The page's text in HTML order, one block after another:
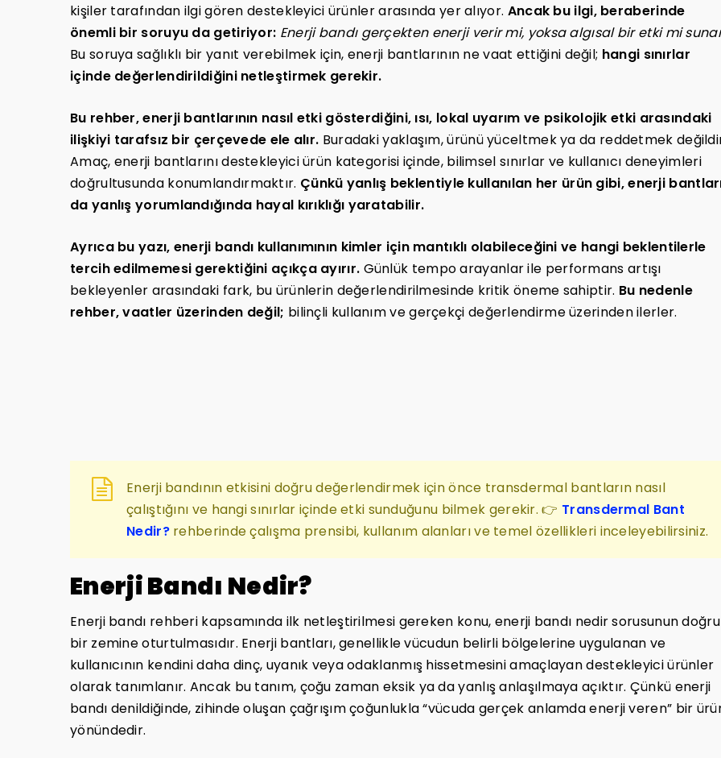
kişiler tarafından ilgi gören destekleyici ürünler arasında yer alıyor. Ancak bu ilgi, beraberinde
önemli bir soruyu da getiriyor: Enerji bandı gerçekten enerji verir mi, yoksa algısal bir etki mi
Bu soruya sağlıklı bir yanıt verebilmek için, enerji bantlarının ne vaat ettiğini değil; hangi sınırlar
içinde değerlendirildiğini netleştirmek gerekir.
Bu rehber, enerji bantlarının nasıl etki gösterdiğini, ısı, lokal uyarım ve psikolojik etki arasındaki
ilişkiyi tarafsız bir çerçevede ele alır. Buradaki yaklaşım, ürünü yüceltmek ya da reddetmek
Amaç, enerji bantlarını destekleyici ürün kategorisi içinde, bilimsel sınırlar ve kullanıcı deneyimleri
doğrultusunda konumlandırmaktır. Çünkü yanlış beklentiyle kullanılan her ürün gibi, enerji
da yanlış yorumlandığında hayal kırıklığı yaratabilir.
Ayrıca bu yazı, enerji bandı kullanımının kimler için mantıklı olabileceğini ve hangi beklentilerle
tercih edilmemesi gerektiğini açıkça ayırır. Günlük tempo arayanlar ile performans artışı
bekleyenler arasındaki fark, bu ürünlerin değerlendirilmesinde kritik öneme sahiptir. Bu nedenle
rehber, vaatler üzerinden değil; bilinçli kullanım ve gerçekçi değerlendirme üzerinden ilerler.
Enerji bandının etkisini doğru değerlendirmek için önce transdermal bantların nasıl
çalıştığını ve hangi sınırlar içinde etki sunduğunu bilmek gerekir. 👉 Transdermal Bant
Nedir?rehberinde çalışma prensibi, kullanım alanları ve temel özellikleri inceleyebilirsiniz.
Enerji Bandı Nedir?
Enerji bandı rehberi kapsamında ilk netleştirilmesi gereken konu, enerji bandı nedir sorusunun doğru
bir zemine oturtulmasıdır. Enerji bantları, genellikle vücudun belirli bölgelerine uygulanan ve
kullanıcının kendini daha dinç, uyanık veya odaklanmış hissetmesini amaçlayan destekleyici ürünler
olarak tanımlanır. Ancak bu tanım, çoğu zaman eksik ya da yanlış anlaşılmaya açıktır. Çünkü enerji
bandı denildiğinde, zihinde oluşan çağrışım çoğunlukla “vücuda gerçek anlamda enerji veren” bir
yönündedir.